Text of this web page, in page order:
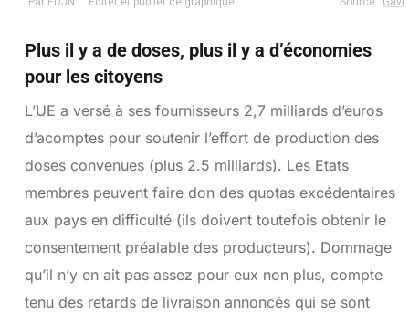
Plus il y a de doses, plus il y a d’économies
pour les citoyens
L’UE a versé à ses fournisseurs 2,7 milliards d’euros
d’acomptes pour soutenir l’effort de production des
doses convenues (plus 2.5 milliards). Les Etats
membres peuvent faire don des quotas excédentaires
aux pays en difficulté (ils doivent toutefois obtenir le
consentement préalable des producteurs). Dommage
qu’il n’y en ait pas assez pour eux non plus, compte
tenu des retards de livraison annoncés qui se sont